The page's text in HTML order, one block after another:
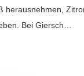
herausnehmen,
Bei Giersch…